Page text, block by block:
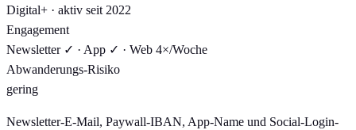
Digital+ · aktiv seit 2022
Engagement
Newsletter ✓ · App ✓ · Web 4×/Woche
Abwanderungs-Risiko
gering
Newsletter-E-Mail, Paywall-IBAN, App-Name und Social-Login-